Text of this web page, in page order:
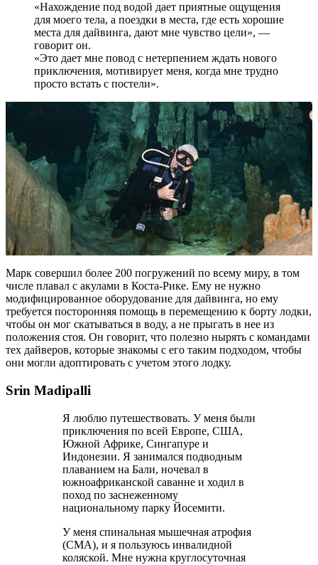
«Нахождение под водой дает приятные ощущения
для моего тела, а поездки в места, где есть хорошие
места для дайвинга, дают мне чувство цели», —
говорит он.
«Это дает мне повод с нетерпением ждать нового
приключения, мотивирует меня, когда мне трудно
просто встать с постели».
Марк совершил более 200 погружений по всему миру, в том
числе плавал с акулами в Коста-Рике. Ему не нужно
модифицированное оборудование для дайвинга, но ему
требуется посторонняя помощь в перемещению к борту лодки,
чтобы он мог скатываться в воду, а не прыгать в нее из
положения стоя. Он говорит, что полезно нырять с командами
тех дайверов, которые знакомы с его таким подходом, чтобы
они могли адоптировать с учетом этого лодку.
Srin Madipalli
Я люблю путешествовать. У меня были
приключения по всей Европе, США,
Южной Африке, Сингапуре и
Индонезии. Я занимался подводным
плаванием на Бали, ночевал в
южноафриканской саванне и ходил в
поход по заснеженному
национальному парку Йосемити.
У меня спинальная мышечная атрофия
(СМА), и я пользуюсь инвалидной
коляской. Мне нужна круглосуточная